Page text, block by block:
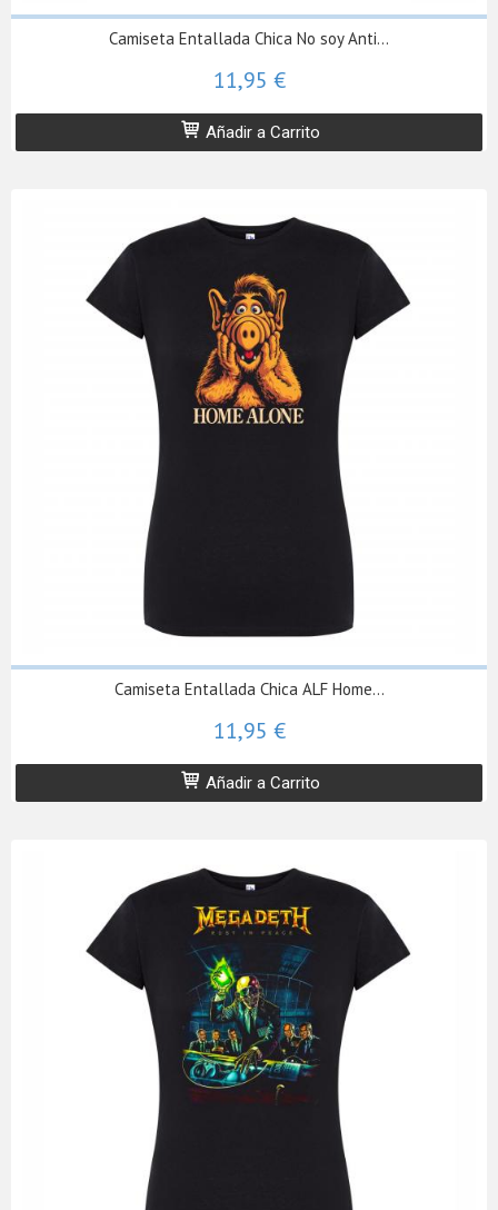
Camiseta Entallada Chica No soy Anti...
11,95 €
Añadir a Carrito
Camiseta Entallada Chica ALF Home...
11,95 €
Añadir a Carrito